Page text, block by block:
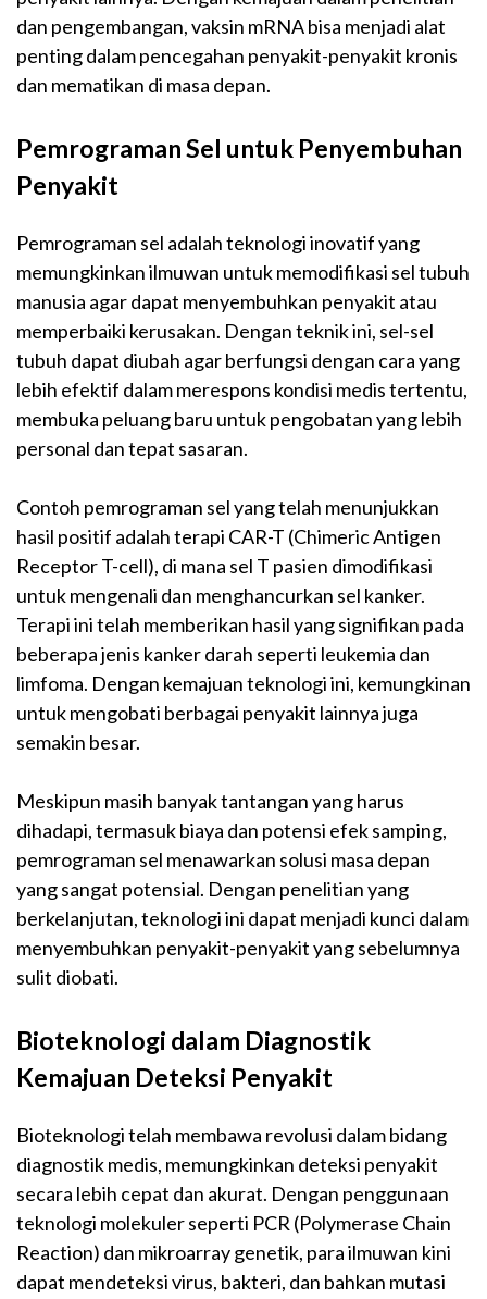
dan pengembangan, vaksin mRNA bisa menjadi alat
penting dalam pencegahan penyakit-penyakit kronis
dan mematikan di masa depan.
Pemrograman Sel untuk Penyembuhan
Penyakit
Pemrograman sel adalah teknologi inovatif yang
memungkinkan ilmuwan untuk memodifikasi sel tubuh
manusia agar dapat menyembuhkan penyakit atau
memperbaiki kerusakan. Dengan teknik ini, sel-sel
tubuh dapat diubah agar berfungsi dengan cara yang
lebih efektif dalam merespons kondisi medis tertentu,
membuka peluang baru untuk pengobatan yang lebih
personal dan tepat sasaran.
Contoh pemrograman sel yang telah menunjukkan
hasil positif adalah terapi CAR-T (Chimeric Antigen
Receptor T-cell), di mana sel T pasien dimodifikasi
untuk mengenali dan menghancurkan sel kanker.
Terapi ini telah memberikan hasil yang signifikan pada
beberapa jenis kanker darah seperti leukemia dan
limfoma. Dengan kemajuan teknologi ini, kemungkinan
untuk mengobati berbagai penyakit lainnya juga
semakin besar.
Meskipun masih banyak tantangan yang harus
dihadapi, termasuk biaya dan potensi efek samping,
pemrograman sel menawarkan solusi masa depan
yang sangat potensial. Dengan penelitian yang
berkelanjutan, teknologi ini dapat menjadi kunci dalam
menyembuhkan penyakit-penyakit yang sebelumnya
sulit diobati.
Bioteknologi dalam Diagnostik
Kemajuan Deteksi Penyakit
Bioteknologi telah membawa revolusi dalam bidang
diagnostik medis, memungkinkan deteksi penyakit
secara lebih cepat dan akurat. Dengan penggunaan
teknologi molekuler seperti PCR (Polymerase Chain
Reaction) dan mikroarray genetik, para ilmuwan kini
dapat mendeteksi virus, bakteri, dan bahkan mutasi